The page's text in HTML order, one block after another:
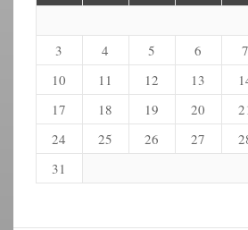
3
4 5 6 7
10
11 12 13
17
18 19 20
24
25 26 27
31